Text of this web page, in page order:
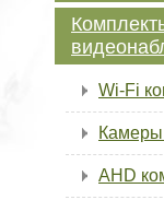
Wi-Fi
Камеры
AHD